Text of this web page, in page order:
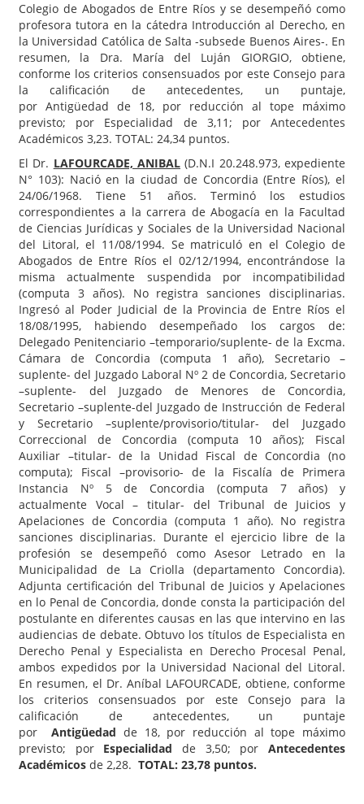
Colegio de Abogados de Entre Ríos y se desempeñó como
profesora tutora en la cátedra Introducción al Derecho, en
la Universidad Católica de Salta -subsede Buenos Aires-. En
resumen, la Dra. María del Luján GIORGIO, obtiene,
conforme los criterios consensuados por este Consejo para
la calificación de antecedentes, un puntaje,
por Antigüedad de 18, por reducción al tope máximo
previsto; por Especialidad de 3,11; por Antecedentes
Académicos 3,23. TOTAL: 24,34 puntos.
El Dr. LAFOURCADE, ANIBAL (D.N.I 20.248.973, expediente
N° 103): Nació en la ciudad de Concordia (Entre Ríos), el
24/06/1968. Tiene 51 años. Terminó los estudios
correspondientes a la carrera de Abogacía en la Facultad
de Ciencias Jurídicas y Sociales de la Universidad Nacional
del Litoral, el 11/08/1994. Se matriculó en el Colegio de
Abogados de Entre Ríos el 02/12/1994, encontrándose la
misma actualmente suspendida por incompatibilidad
(computa 3 años). No registra sanciones disciplinarias.
Ingresó al Poder Judicial de la Provincia de Entre Ríos el
18/08/1995, habiendo desempeñado los cargos de:
Delegado Penitenciario –temporario/suplente- de la Excma.
Cámara de Concordia (computa 1 año), Secretario –
suplente- del Juzgado Laboral Nº 2 de Concordia, Secretario
–suplente- del Juzgado de Menores de Concordia,
Secretario –suplente-del Juzgado de Instrucción de Federal
y Secretario –suplente/provisorio/titular- del Juzgado
Correccional de Concordia (computa 10 años); Fiscal
Auxiliar –titular- de la Unidad Fiscal de Concordia (no
computa); Fiscal –provisorio- de la Fiscalía de Primera
Instancia Nº 5 de Concordia (computa 7 años) y
actualmente Vocal – titular- del Tribunal de Juicios y
Apelaciones de Concordia (computa 1 año). No registra
sanciones disciplinarias. Durante el ejercicio libre de la
profesión se desempeñó como Asesor Letrado en la
Municipalidad de La Criolla (departamento Concordia).
Adjunta certificación del Tribunal de Juicios y Apelaciones
en lo Penal de Concordia, donde consta la participación del
postulante en diferentes causas en las que intervino en las
audiencias de debate. Obtuvo los títulos de Especialista en
Derecho Penal y Especialista en Derecho Procesal Penal,
ambos expedidos por la Universidad Nacional del Litoral.
En resumen, el Dr. Aníbal LAFOURCADE, obtiene, conforme
los criterios consensuados por este Consejo para la
calificación de antecedentes, un puntaje
porAntigüedad de 18, por reducción al tope máximo
previsto; por Especialidad de 3,50; porAntecedentes
Académicos de 2,28. TOTAL: 23,78 puntos.